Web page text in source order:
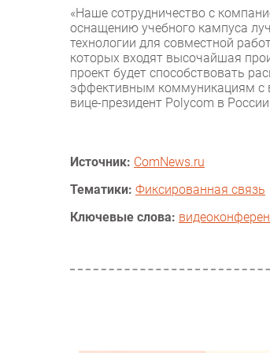
«Наше сотрудничество с
оснащению учебного кампуса
технологии для совместной
которых входят высочайшая
проект будет способствовать
эффективным коммуникациям с
вице-президент Polycom в
Источник: ComNews.ru
Тематики: Фиксированная связь
Ключевые слова: